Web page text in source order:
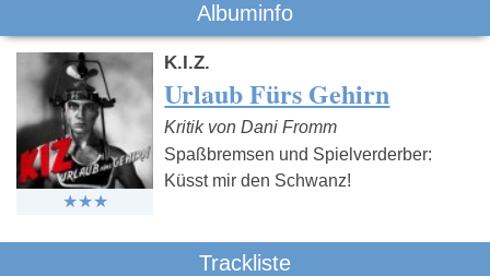
Albuminfo
K.I.Z.
Urlaub Fürs Gehirn
Kritik von Dani Fromm
Spaßbremsen und Spielverderber:
Küsst mir den Schwanz!
Trackliste